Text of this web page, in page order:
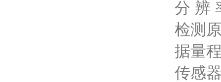
分 辨
检测
据量
传感